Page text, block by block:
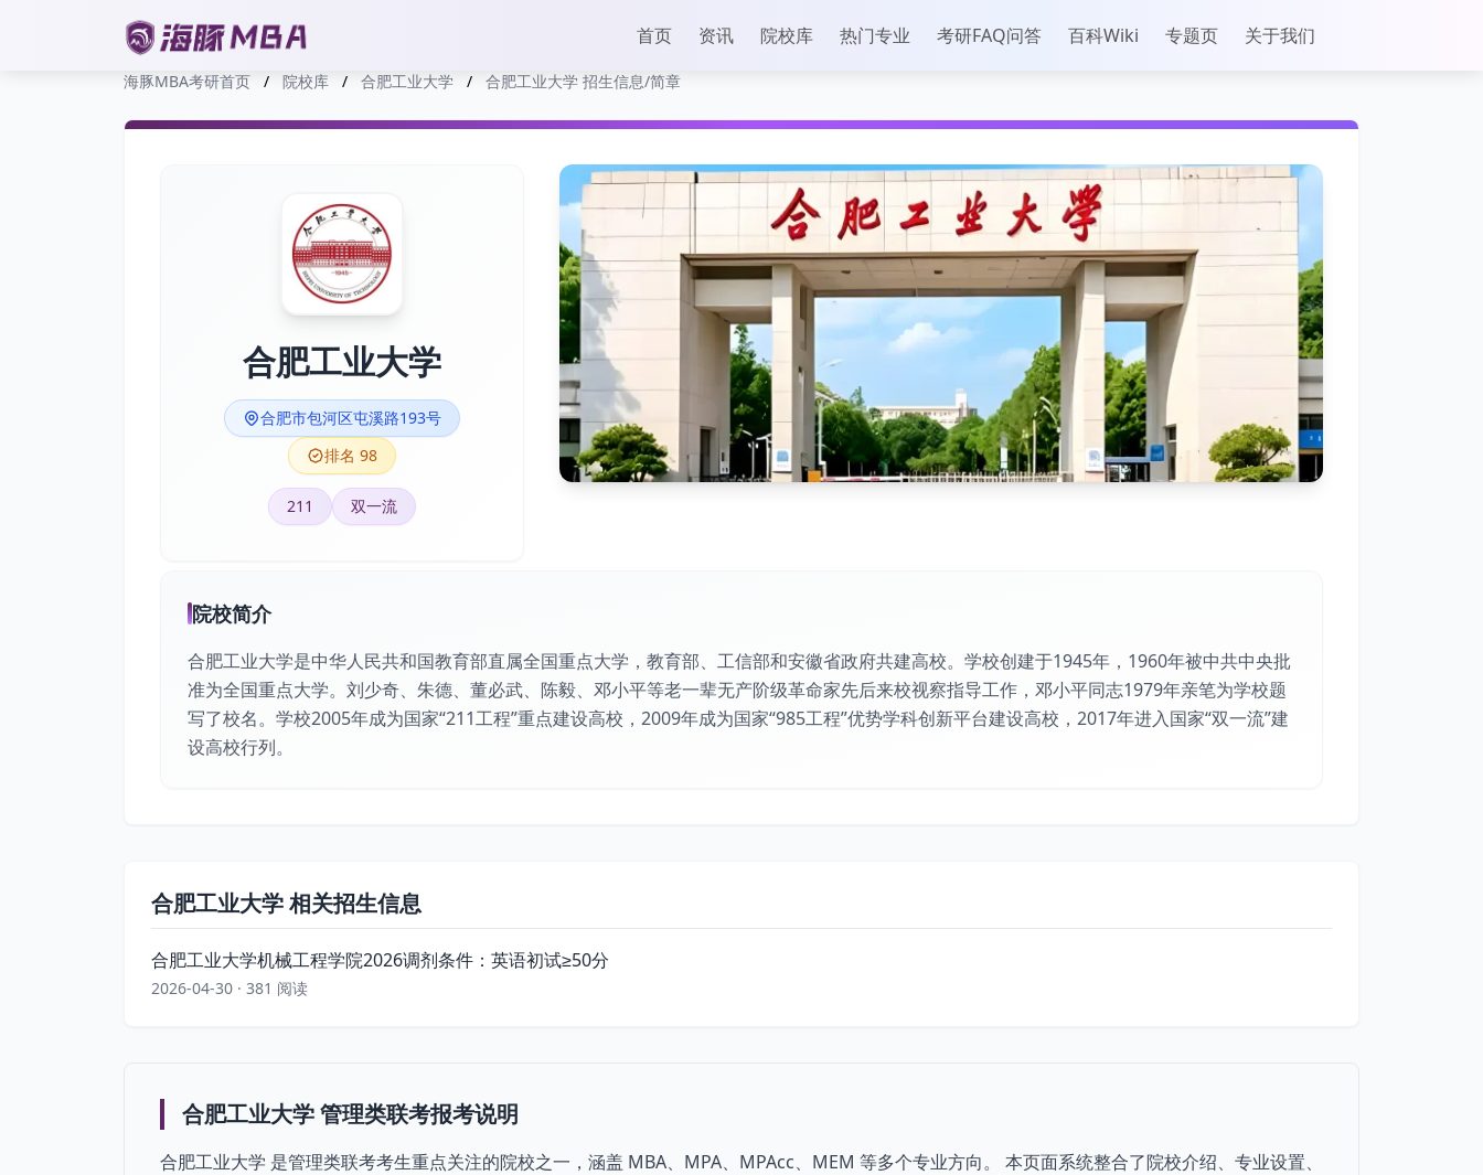
首页 资讯 院校库 热门专业 考研FAQ问答 百科Wiki 专题页 关于我们
海豚MBA考研首页 / 院校库 / 合肥工业大学 / 合肥工业大学 招生信息/简章
合肥工业大学
合肥市包河区屯溪路193号
排名 98
211 双一流
院校简介
合肥工业大学是中华人民共和国教育部直属全国重点大学，教育部、工信部和安徽省政府共建高校。学校创建于1945年，1960年被中共中央批
准为全国重点大学。刘少奇、朱德、董必武、陈毅、邓小平等老一辈无产阶级革命家先后来校视察指导工作，邓小平同志1979年亲笔为学校题
写了校名。学校2005年成为国家“211工程”重点建设高校，2009年成为国家“985工程”优势学科创新平台建设高校，2017年进入国家“双一流”建
设高校行列。
合肥工业大学 相关招生信息
合肥工业大学机械工程学院2026调剂条件：英语初试≥50分
2026-04-30 · 381 阅读
合肥工业大学 管理类联考报考说明
合肥工业大学 是管理类联考考生重点关注的院校之一，涵盖 MBA、MPA、MPAcc、MEM 等多个专业方向。 本页面系统整合了院校介绍、专业设置、